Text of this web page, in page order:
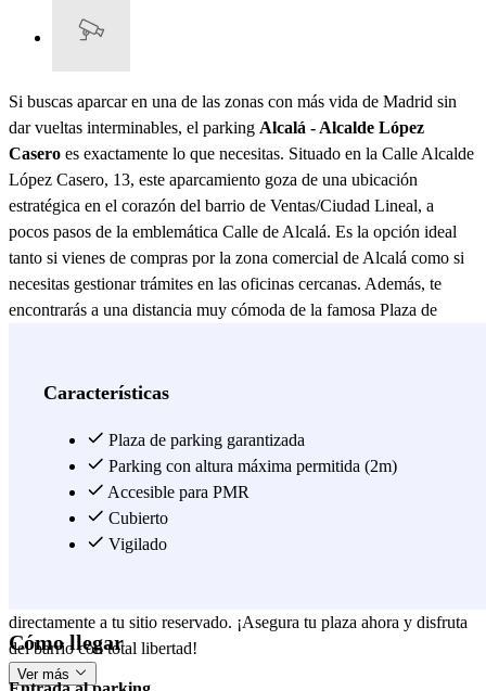
Si buscas aparcar en una de las zonas con más vida de Madrid sin
dar vueltas interminables, el parking Alcalá - Alcalde López
Casero es exactamente lo que necesitas. Situado en la Calle Alcalde
López Casero, 13, este aparcamiento goza de una ubicación
estratégica en el corazón del barrio de Ventas/Ciudad Lineal, a
pocos pasos de la emblemática Calle de Alcalá. Es la opción ideal
tanto si vienes de compras por la zona comercial de Alcalá como si
necesitas gestionar trámites en las oficinas cercanas. Además, te
encontrarás a una distancia muy cómoda de la famosa Plaza de
Ventas. Este parking destaca por ser un espacio cubierto y seguro,
vehículo. Ofrece servicio 24 horas y vigilancia, lo que lo convierte
en una solución fiable tanto para visitas cortas como para estancias
largas. Su acceso es sencillo y está pensado para que aproveches tu
tiempo al máximo desde el momento en que llegas. No dejes que el
tráfico de Madrid condicione tus planes. Al reservar a través de
directamente a tu sitio reservado. ¡Asegura tu plaza ahora y disfruta
del barrio con total libertad!
Ver más
Características
Plaza de parking garantizada
Parking con altura máxima permitida (2m)
Accesible para PMR
Cubierto
Vigilado
Cómo llegar